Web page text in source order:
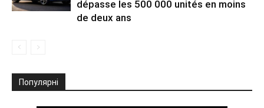
dépasse les 500 000 unités en moins
de deux ans
Популярні